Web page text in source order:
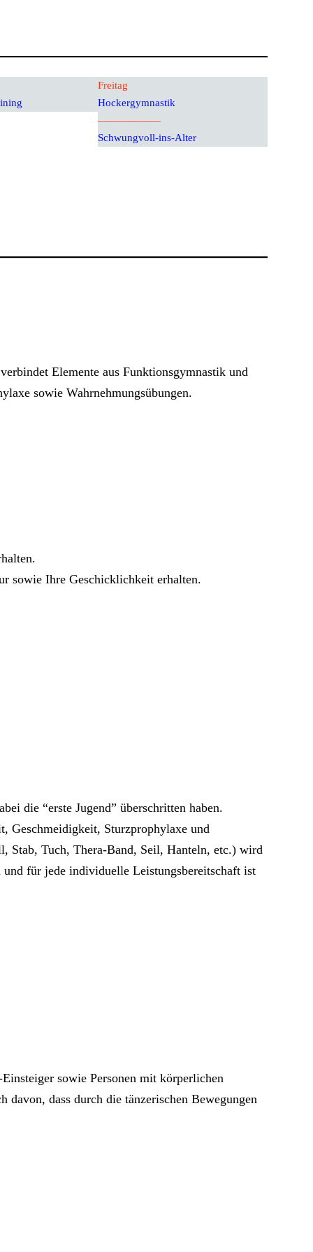
Freitag
Hockergymnastik
——————
Schwungvoll-ins-Alter
Elemente aus Funktionsgymnastik und
sowie Wahrnehmungsübungen.
sowie Ihre Geschicklichkeit erhalten.
die “erste Jugend” überschritten haben.
Geschmeidigkeit, Sturzprophylaxe und
Stab, Tuch, Thera-Band, Seil, Hanteln, etc.) wird
für jede individuelle Leistungsbereitschaft ist
sowie Personen mit körperlichen
dass durch die tänzerischen Bewegungen